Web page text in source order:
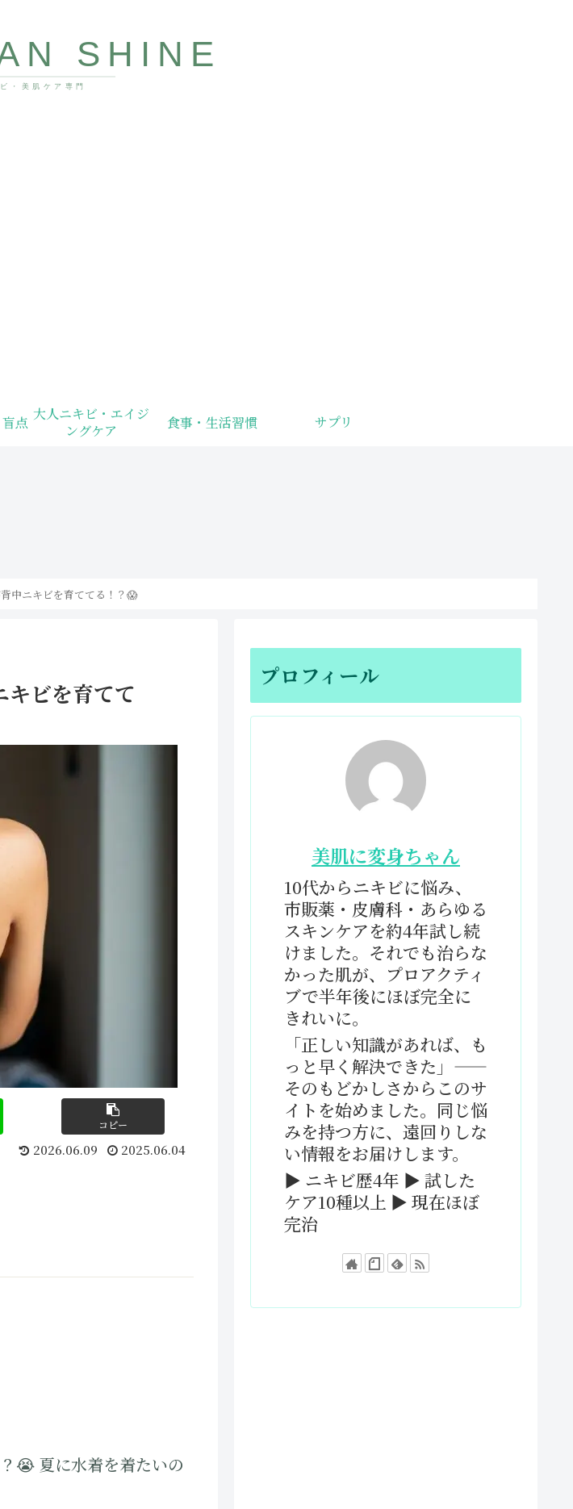
点 大人ニキビ・エイジ
ングケア
食事・生活習慣 サプリ
中ニキビを育ててる！？😱
ビを育てて
コピー
2026.06.09 2025.06.04
😭 夏に水着を着たいの
プロフィール
美肌に変身ちゃん
10代からニキビに悩み、
市販薬・皮膚科・あらゆる
スキンケアを約4年試し続
けました。それでも治らな
かった肌が、プロアクティ
ブで半年後にほぼ完全に
きれいに。
「正しい知識があれば、も
っと早く解決できた」——
そのもどかしさからこのサ
イトを始めました。同じ悩
みを持つ方に、遠回りしな
い情報をお届けします。
▶ ニキビ歴4年 ▶ 試した
ケア10種以上 ▶ 現在ほぼ
完治